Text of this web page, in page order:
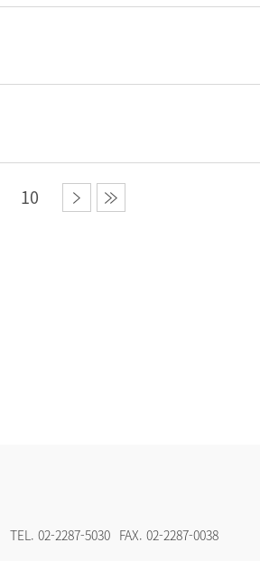
10
TEL. 02-2287-5030 FAX. 02-2287-0038